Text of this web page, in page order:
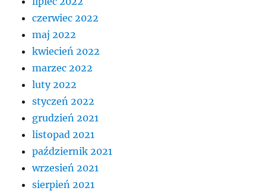
czerwiec 2022
maj 2022
kwiecień 2022
marzec 2022
luty 2022
styczeń 2022
grudzień 2021
listopad 2021
październik 2021
wrzesień 2021
sierpień 2021